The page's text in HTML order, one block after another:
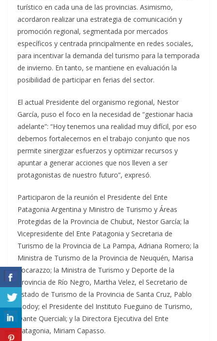
turístico en cada una de las provincias. Asimismo,
acordaron realizar una estrategia de comunicación y
promoción regional, segmentada por mercados
específicos y centrada principalmente en redes sociales,
para incentivar la demanda del turismo para la temporada
de invierno. En tanto, se mantiene en evaluación la
posibilidad de participar en ferias del sector.
El actual Presidente del organismo regional, Nestor
García, puso el foco en la necesidad de “gestionar hacia
adelante”: “Hoy tenemos una realidad muy difícil, por eso
debemos fortalecernos en el trabajo conjunto que nos
permite sinergizar esfuerzos y optimizar recursos y
apuntar a generar acciones que nos lleven a ser
protagonistas de nuestro futuro”, expresó.
Participaron de la reunión el Presidente del Ente
Patagonia Argentina y Ministro de Turismo y Áreas
Protegidas de la Provincia de Chubut, Nestor García; la
Vicepresidente del Ente Patagonia y Secretaria de
Turismo de la Provincia de La Pampa, Adriana Romero; la
Ministra de Turismo de la Provincia de Neuquén, Marisa
Focarazzo; la Ministra de Turismo y Deporte de la
Provincia de Río Negro, Martha Velez, el Secretario de
Estado de Turismo de la Provincia de Santa Cruz, Pablo
Godoy; el Presidente del Instituto Fueguino de Turismo,
Dante Querciali; y la Directora Ejecutiva del Ente
Patagonia, Miriam Capasso.